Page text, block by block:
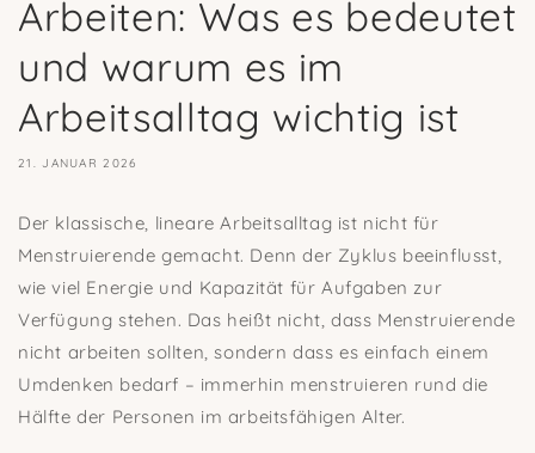
Arbeiten: Was es bedeutet
und warum es im
Arbeitsalltag wichtig ist
21. JANUAR 2026
Der klassische, lineare Arbeitsalltag ist nicht für
Menstruierende gemacht. Denn der Zyklus beeinflusst,
wie viel Energie und Kapazität für Aufgaben zur
Verfügung stehen. Das heißt nicht, dass Menstruierende
nicht arbeiten sollten, sondern dass es einfach einem
Umdenken bedarf – immerhin menstruieren rund die
Hälfte der Personen im arbeitsfähigen Alter.